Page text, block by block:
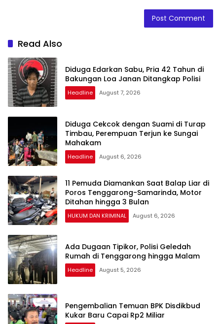
Read Also
Diduga Edarkan Sabu, Pria 42 Tahun di
Bakungan Loa Janan Ditangkap Polisi
Headline August 7, 2026
Diduga Cekcok dengan Suami di Turap
Timbau, Perempuan Terjun ke Sungai
Mahakam
Headline August 6, 2026
11 Pemuda Diamankan Saat Balap Liar di
Poros Tenggarong-Samarinda, Motor
Ditahan hingga 3 Bulan
HUKUM DAN KRIMINAL August 6, 2026
Ada Dugaan Tipikor, Polisi Geledah
Rumah di Tenggarong hingga Malam
Headline August 5, 2026
Pengembalian Temuan BPK Disdikbud
Kukar Baru Capai Rp2 Miliar